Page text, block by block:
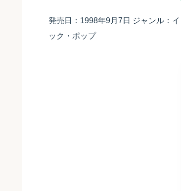
発売日：1998年9月7日 ジャンル：
ック・ポップ